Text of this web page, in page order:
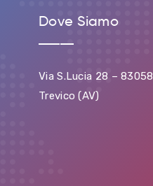
Dove Siamo
Via S.Lucia 28 – 83058
Trevico (AV)